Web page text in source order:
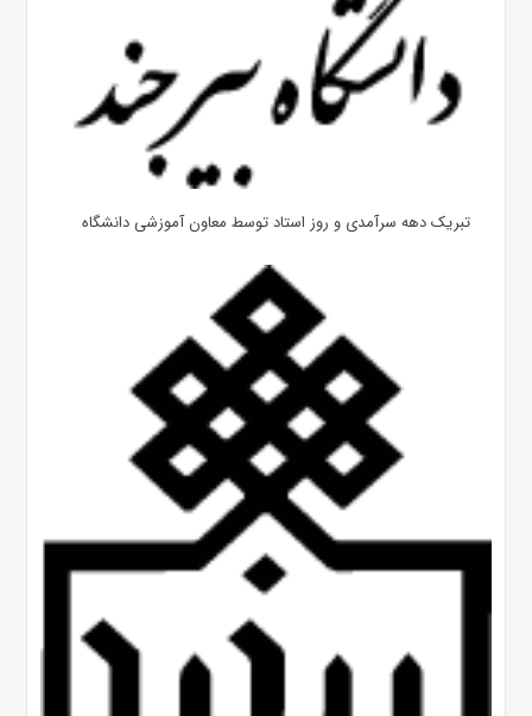
تبریک دهه سرآمدی و روز استاد توسط معاون آموزشی دانشگاه